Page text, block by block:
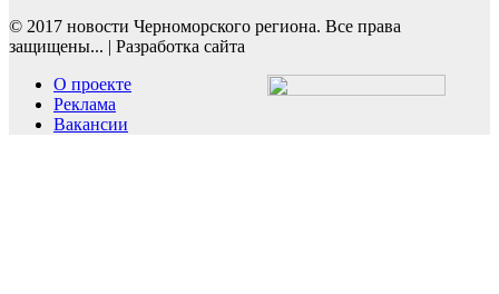
© 2017 новости Черноморского региона. Все права
защищены... | Разработка сайта
О проекте
Реклама
Вакансии